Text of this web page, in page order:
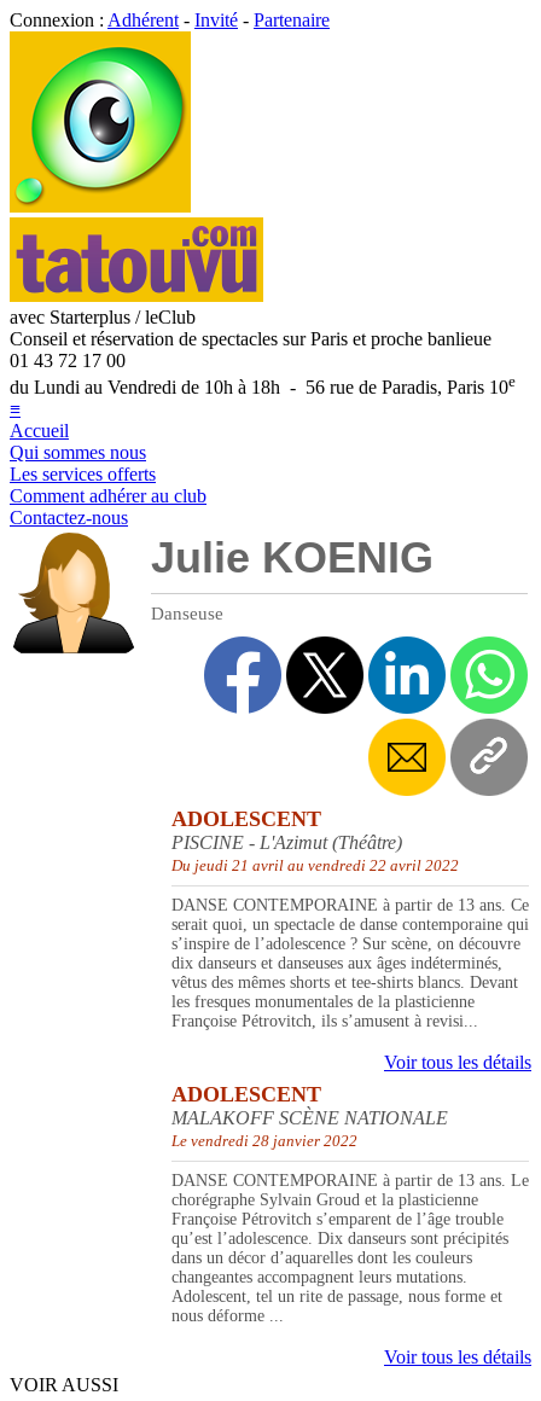
Connexion : Adhérent - Invité - Partenaire
avec Starterplus / leClub
Conseil et réservation de spectacles sur Paris et proche banlieue
01 43 72 17 00
du Lundi au Vendredi de 10h à 18h - 56 rue de Paradis, Paris 10e
≡
Accueil
Qui sommes nous
Les services offerts
Comment adhérer au club
Contactez-nous
Julie KOENIG
Danseuse
ADOLESCENT
PISCINE - L'Azimut (Théâtre)
Du jeudi 21 avril au vendredi 22 avril 2022
DANSE CONTEMPORAINE à partir de 13 ans. Ce
serait quoi, un spectacle de danse contemporaine qui
s’inspire de l’adolescence ? Sur scène, on découvre
dix danseurs et danseuses aux âges indéterminés,
vêtus des mêmes shorts et tee-shirts blancs. Devant
les fresques monumentales de la plasticienne
Françoise Pétrovitch, ils s’amusent à revisi...
Voir tous les détails
ADOLESCENT
MALAKOFF SCÈNE NATIONALE
Le vendredi 28 janvier 2022
DANSE CONTEMPORAINE à partir de 13 ans. Le
chorégraphe Sylvain Groud et la plasticienne
Françoise Pétrovitch s’emparent de l’âge trouble
qu’est l’adolescence. Dix danseurs sont précipités
dans un décor d’aquarelles dont les couleurs
changeantes accompagnent leurs mutations.
Adolescent, tel un rite de passage, nous forme et
nous déforme ...
Voir tous les détails
VOIR AUSSI